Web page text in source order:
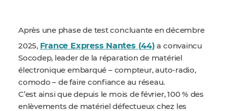
Après une phase de test concluante en décembre
2025, France Express Nantes (44) a convaincu
Socodep, leader de la réparation de matériel
électronique embarqué – compteur, auto-radio,
comodo– de faire confiance au réseau.
C’est ainsi que depuis le mois de février, 100 % des
enlèvements de matériel défectueux chez les